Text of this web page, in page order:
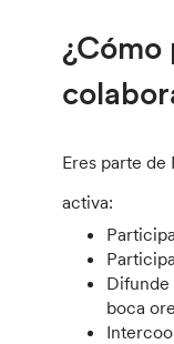
¿Cómo
Eres parte de
activa:
Difunde
boca